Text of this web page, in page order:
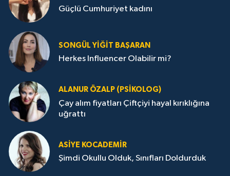
Güçlü Cumhuriyet kadını
SONGÜL YIĞIT BAŞARAN
Herkes Influencer Olabilir mi?
ALANUR ÖZALP (PSIKOLOG)
Çay alım fiyatları Çiftçiyi hayal kırıklığına
uğrattı
ASIYE KOCADEMİR
Şimdi Okullu Olduk, Sınıfları Doldurduk